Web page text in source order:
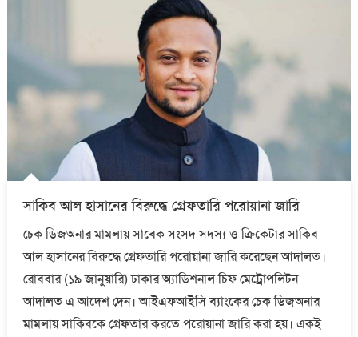
সাকিব আল হাসানের বিরুদ্ধে গ্রেফতারি পরোয়ানা জারি
চেক ডিজঅনার মামলায় সাবেক সংসদ সদস্য ও ক্রিকেটার সাকিব
আল হাসানের বিরুদ্ধে গ্রেফতারি পরোয়ানা জারি করেছেন আদালত।
রোববার (১৯ জানুয়ারি) ঢাকার অ্যাডিশনাল চিফ মেট্রোপলিটন
আদালত এ আদেশ দেন। আইএফআইসি ব্যাংকের চেক ডিজঅনার
মামলায় সাকিবকে গ্রেফতার করতে পরোয়ানা জারি করা হয়। একই